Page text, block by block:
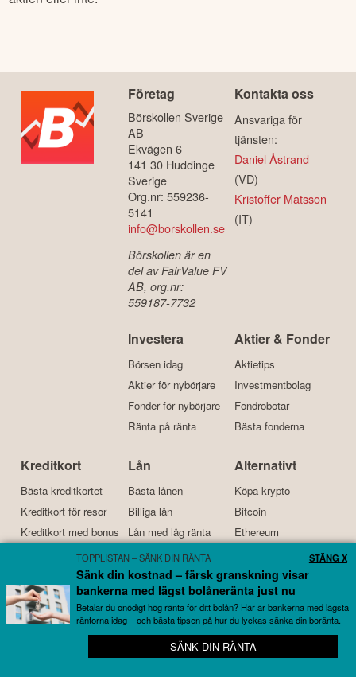
Företag
Börskollen Sverige
AB
Ekvägen 6
141 30 Huddinge
Sverige
Org.nr: 559236-
5141
info@borskollen.se
Börskollen är en
del av FairValue FV
AB, org.nr:
559187-7732
Kontakta oss
Ansvariga för
tjänsten:
Daniel Åstrand
(VD)
Kristoffer Matsson
(IT)
Investera
Börsen idag
Aktier för nybörjare
Fonder för nybörjare
Ränta på ränta
Aktier & Fonder
Aktietips
Investmentbolag
Fondrobotar
Bästa fonderna
Kreditkort
Bästa kreditkortet
Kreditkort för resor
Kreditkort med bonus
Lån
Bästa lånen
Billiga lån
Lån med låg ränta
Samla lån
Alternativt
Köpa krypto
Bitcoin
Ethereum
Kort om oss
Börskollen är en prisvinnande nyhetstidning och tjänst för
börsintresserade som grundades 2015. Idag drivs tjänsten
KristofferochDaniel. Båda har stor erfarenhet av
📰 Samlar börs- och ekonominyheter från över 100
olika källor
TOPPLISTAN – SÄNK DIN RÄNTA
Sänk din kostnad – färsk granskning visar
bankerna med lägst bolåneränta just nu
Betalar du onödigt hög ränta för ditt bolån? Här är bankerna med lägsta
räntorna idag – och bästa tipsen på hur du lyckas sänka din boränta.
SÄNK DIN RÄNTA
STÄNG X